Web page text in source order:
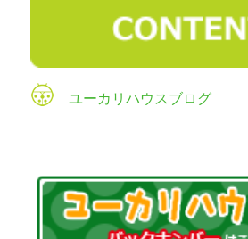
ユーカリハウスブログ